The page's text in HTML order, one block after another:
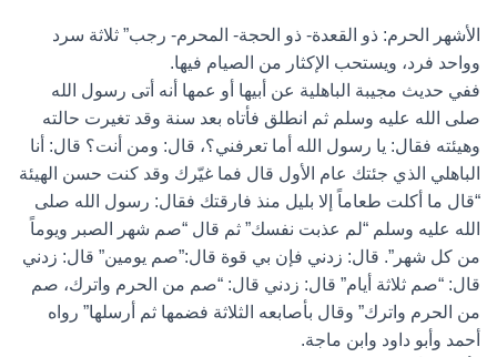
الأشهر الحرم: ذو القعدة- ذو الحجة- المحرم- رجب” ثلاثة سرد
وواحد فرد، ويستحب الإكثار من الصيام فيها.
ففي حديث مجيبة الباهلية عن أبيها أو عمها أنه أتى رسول الله
صلى الله عليه وسلم ثم انطلق فأتاه بعد سنة وقد تغيرت حالته
وهيئته فقال: يا رسول الله أما تعرفني؟، قال: ومن أنت؟ قال: أنا
الباهلي الذي جئتك عام الأول قال فما غيّرك وقد كنت حسن الهيئة
“قال ما أكلت طعاماً إلا بليل منذ فارقتك فقال: رسول الله صلى
الله عليه وسلم “لم عذبت نفسك” ثم قال “صم شهر الصبر ويوماً
من كل شهر”. قال: زدني فإن بي قوة قال:”صم يومين” قال: زدني
قال: “صم ثلاثة أيام” قال: زدني قال: “صم من الحرم واترك، صم
من الحرم واترك” وقال بأصابعه الثلاثة فضمها ثم أرسلها” رواه
أحمد وأبو داود وابن ماجة.